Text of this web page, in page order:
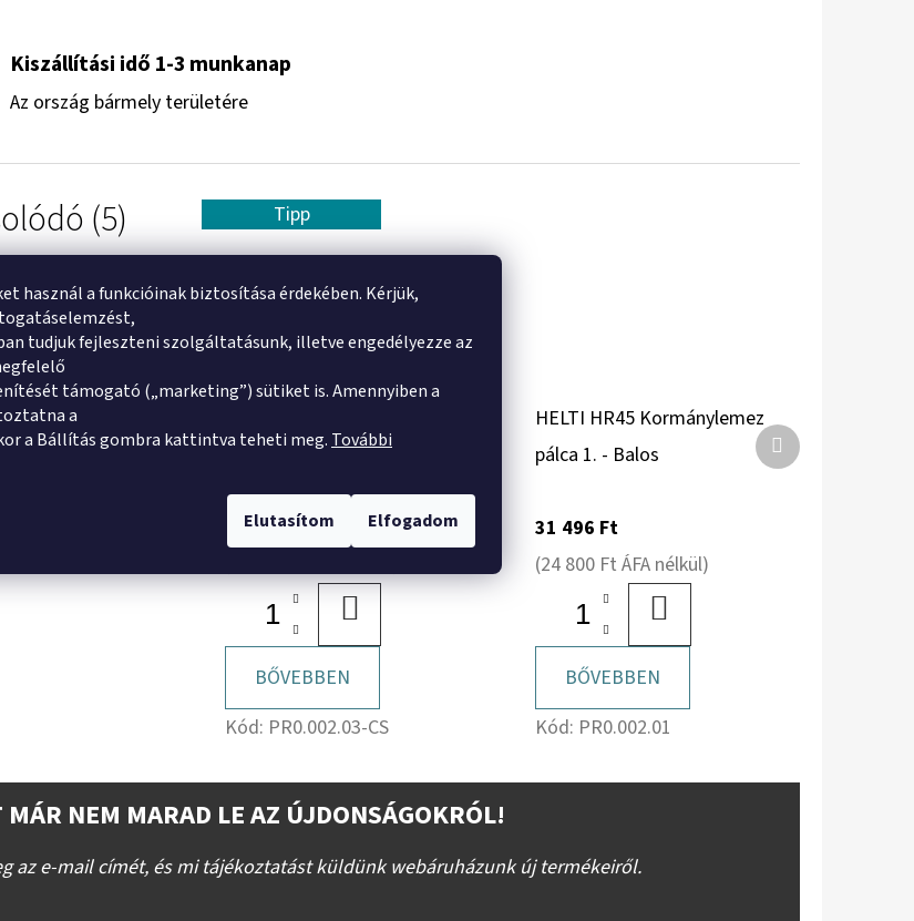
használ a funkcióinak biztosítása érdekében. Kérjük,
tudjuk fejleszteni szolgáltatásunk, illetve engedélyezze az
támogató („marketing”) sütiket is. Amennyiben a
a
a Bállítás gombra kattintva teheti meg. További
Elutasítom Elfogadom
Kiszállítási idő 1-3 munkanap
Az ország bármely területére
(5)
(6)
Tipp
pálca 3. - Balos + csavar szett
19 533 Ft
BŐVEBBEN
Kód: PR0.002.03-CS
HELTI HR45 Kormánylemez
pálca 1. - Balos
31 496 Ft
(24 800 Ft ÁFA nélkül)
BŐVEBBEN
Kód: PR0.002.01
Következő
termék
MÁR NEM MARAD LE AZ ÚJDONSÁGOKRÓL!
az e-mail címét, és mi tájékoztatást küldünk webáruházunk új termékeiről.